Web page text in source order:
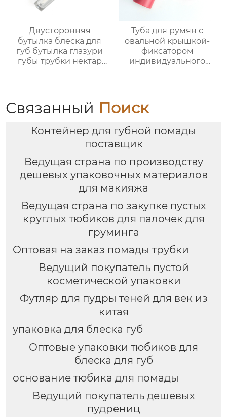
Двусторонняя
бутылка блеска для
губ бутылка глазури
губы трубки нектар
упаковки фабрики
OEM
Туба для румян с
овальной крышкой-
фиксатором
индивидуального
Связанный Поиск
Контейнер для губной помады
поставщик
Ведущая страна по производству
дешевых упаковочных материалов
для макияжа
Ведущая страна по закупке пустых
круглых тюбиков для палочек для
груминга
Оптовая на заказ помады трубки
Ведущий покупатель пустой
косметической упаковки
Футляр для пудры теней для век из
китая
упаковка для блеска губ
Оптовые упаковки тюбиков для
блеска для губ
основание тюбика для помады
Ведущий покупатель дешевых
пудрениц